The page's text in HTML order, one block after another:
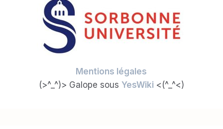
Mentions légales
(>^_^)> Galope sous YesWiki <(^_^<)